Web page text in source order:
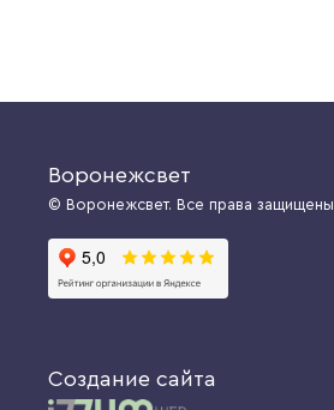
Воронежсвет
© Воронежсвет. Все права защищены.
Создание сайта